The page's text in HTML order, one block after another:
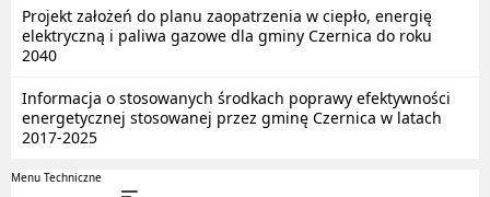
Projekt założeń do planu zaopatrzenia w ciepło, energię
elektryczną i paliwa gazowe dla gminy Czernica do roku
2040
Informacja o stosowanych środkach poprawy efektywności
energetycznej stosowanej przez gminę Czernica w latach
2017-2025
Menu Techniczne